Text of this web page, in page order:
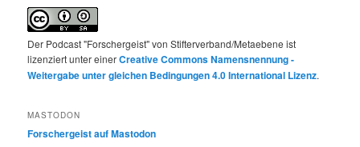
Der Podcast "Forschergeist" von Stifterverband/Metaebene ist
lizenziert unter einerCreative Commons Namensnennung -
Weitergabe unter gleichen Bedingungen 4.0 International Lizenz.
MASTODON
Forschergeist auf Mastodon